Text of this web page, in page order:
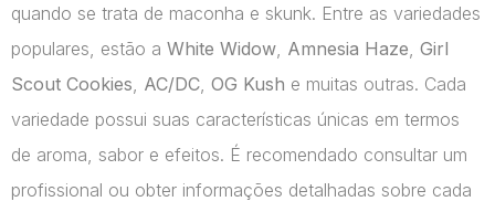
quando se trata de maconha e skunk. Entre as variedades
populares, estão a White Widow Amnesia Haze Girl
Scout Cookies AC/DC OG Kush e muitas outras. Cada
variedade possui suas características únicas em termos
de aroma, sabor e efeitos. É recomendado consultar um
profissional ou obter informações detalhadas sobre cada